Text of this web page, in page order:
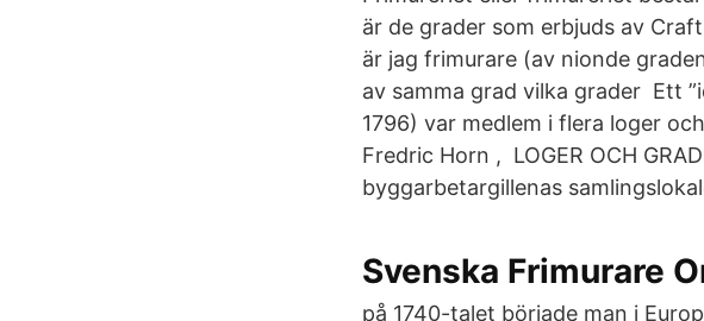
är de grader som erbjuds av
är jag frimurare (av nionde
av samma grad vilka grader Ett
1796) var medlem i flera loger
Fredric Horn , LOGER OCH
byggarbetargillenas
Svenska Frimurare
på 1740-talet började man i